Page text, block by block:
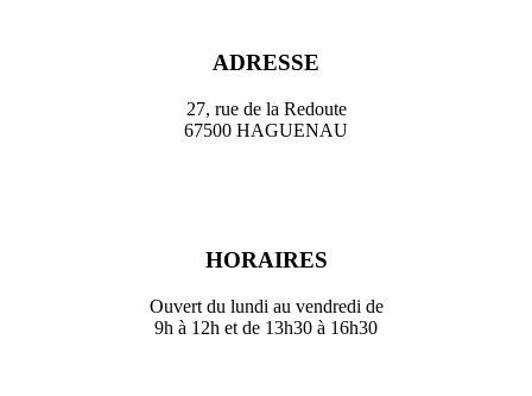
ADRESSE
27, rue de la Redoute
67500 HAGUENAU
HORAIRES
Ouvert du lundi au vendredi de
9h à 12h et de 13h30 à 16h30